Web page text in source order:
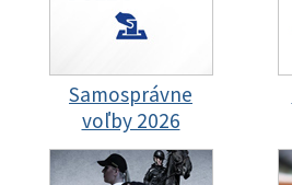
Samosprávne
voľby 2026